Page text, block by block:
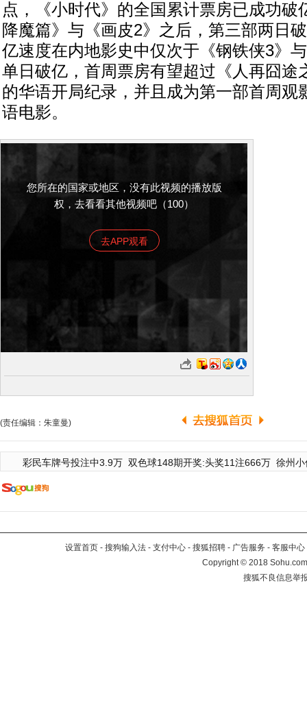
点，《小时代》的全国累计票房已成功破
降魔篇》与《画皮2》之后，第三部两日
亿速度在内地影史中仅次于《钢铁侠3》
单日破亿，首周票房有望超过《人再囧途
的华语开局纪录，并且成为第一部首周观
语电影。
您所在的国家或地区，没有此视频的播放版
权，去看看其他视频吧（100）
去APP观看
(责任编辑：朱童曼)
彩民车牌号投注中3.9万 双色球148期开奖:头奖11注666万 徐州
设置首页 - 搜狗输入法 - 支付中心 - 搜狐招聘 - 广告服务 - 客服中心
Copyright©2018
搜狐不良信息举